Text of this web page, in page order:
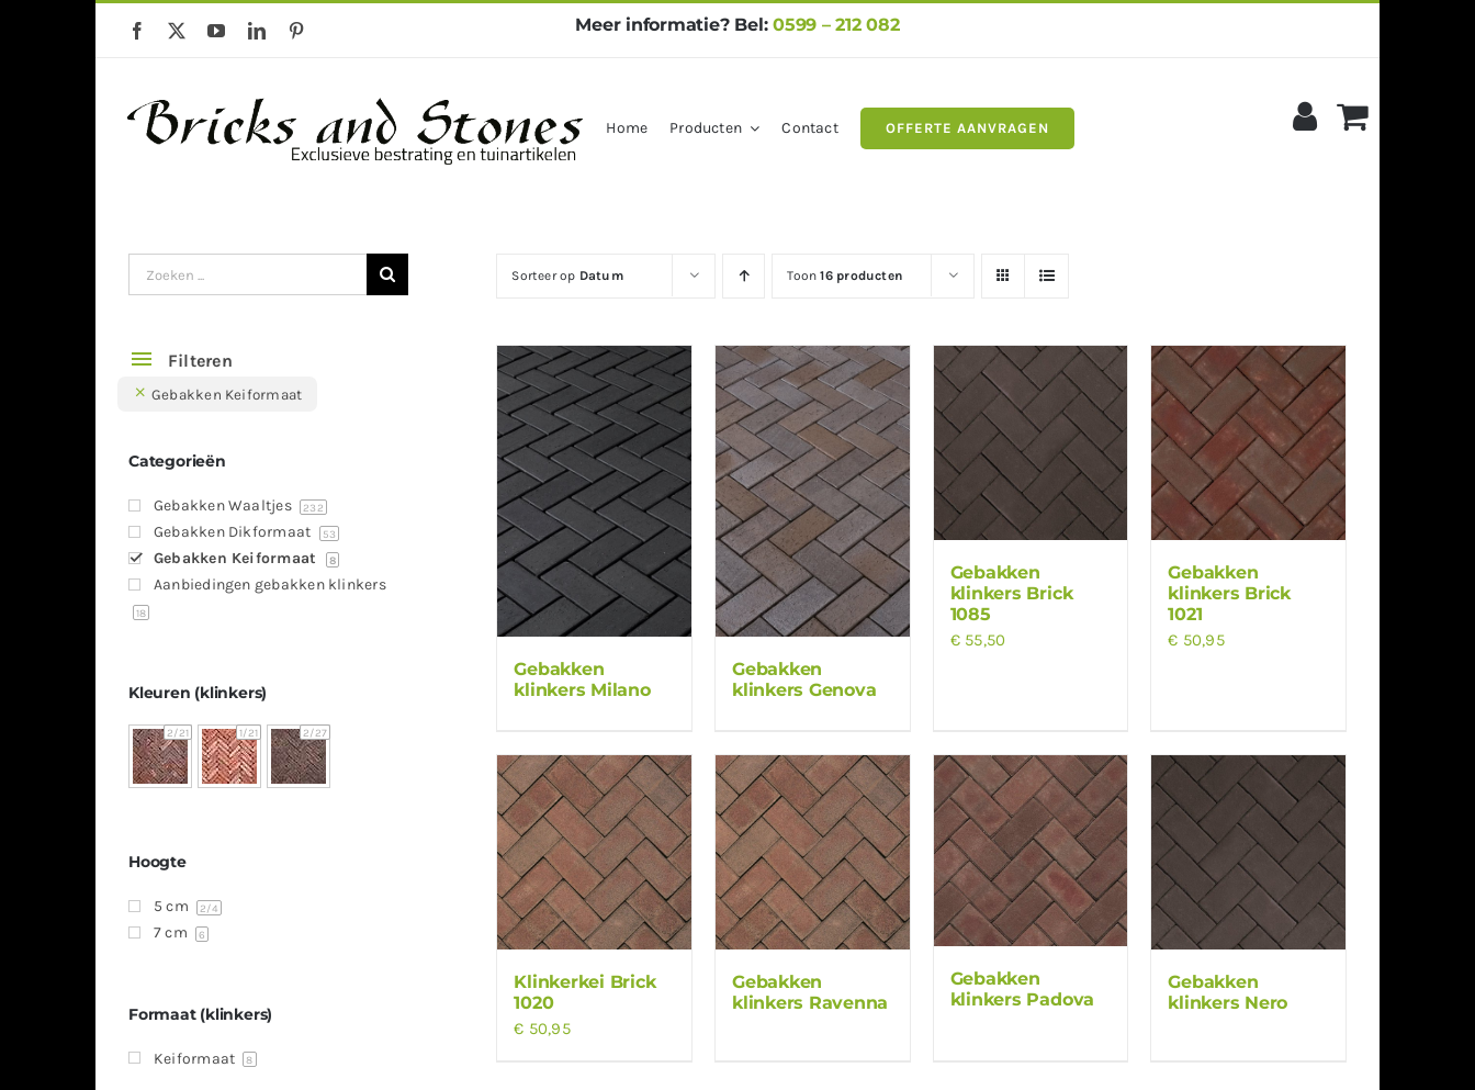
Meer informatie? Bel:0599 – 212 082
Home Producten Contact OFFERTE AANVRAGEN
Sorteer op Datum Toon16 producten
Gebakken
klinkers Milano
Gebakken
klinkers Genova
Gebakken
klinkers Brick
1085
€55,50
Gebakken
klinkers Brick
1021
€ 50,95
Klinkerkei Brick
1020
€ 50,95
Gebakken
klinkers Ravenna
Gebakken
klinkers Padova
Gebakken
klinkers Nero
Zoeken
naar:
Filteren
Gebakken Keiformaat
Categorieën
Gebakken Waaltjes 232
Gebakken Dikformaat 53
Gebakken Keiformaat 8
Aanbiedingen gebakken klinkers
18
Kleuren (klinkers)
2/21 1/21 2/27
Hoogte
5 cm 2/4
7 cm 6
Formaat (klinkers)
Keiformaat 8